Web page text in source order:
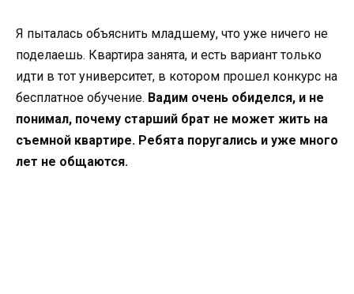
Я пыталась объяснить младшему, что уже ничего не
поделаешь. Квартира занята, и есть вариант только
идти в тот университет, в котором прошел конкурс на
бесплатное обучение. Вадим очень обиделся, и не
понимал, почему старший брат не может жить на
съемной квартире. Ребята поругались и уже много
лет не общаются.